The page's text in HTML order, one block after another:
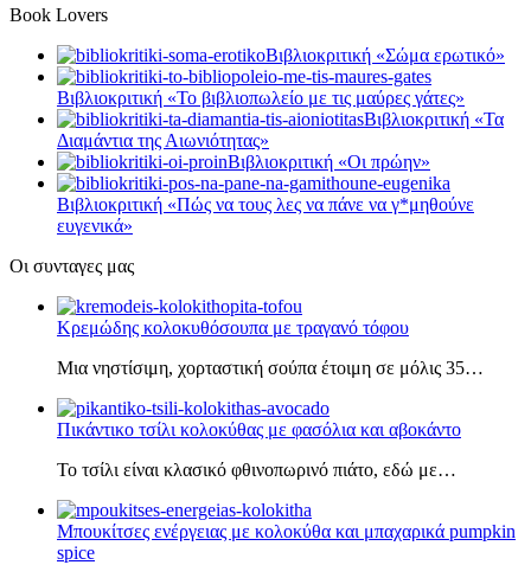
Book Lovers
Βιβλιοκριτική «Σώμα ερωτικό»
Βιβλιοκριτική «Το βιβλιοπωλείο με τις μαύρες γάτες»
Βιβλιοκριτική «Τα
Διαμάντια της Αιωνιότητας»
Βιβλιοκριτική «Οι πρώην»
Βιβλιοκριτική «Πώς να τους λες να πάνε να γ*μηθούνε
ευγενικά»
Οι συνταγες μας
Κρεμώδης κολοκυθόσουπα με τραγανό τόφου
Μια νηστίσιμη, χορταστική σούπα έτοιμη σε μόλις 35…
Πικάντικο τσίλι κολοκύθας με φασόλια και αβοκάντο
Το τσίλι είναι κλασικό φθινοπωρινό πιάτο, εδώ με…
Μπουκίτσες ενέργειας με κολοκύθα και μπαχαρικά pumpkin
spice